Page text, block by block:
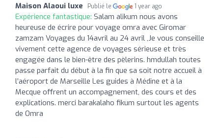
Maison Alaoui luxe Publié le 1 year ago
Expérience fantastique: Salam alikum nous avons
heureuse de écrire pour voyage omra avec Giromar
zamzam Voyages du 14avril au 24 avril ,Je vous conseille
vivement cette agence de voyages sérieuse et très
engagée dans le bien-être des pèlerins. hmdullah toutes
passe parfait du début à la fin que sa soit notre accueil à
l’aéroport de Marseille Les guides à Médine et à la
Mecque offrent un accompagnement, des cours et des
explications. merci barakalaho fikum surtout les agents
de Omra